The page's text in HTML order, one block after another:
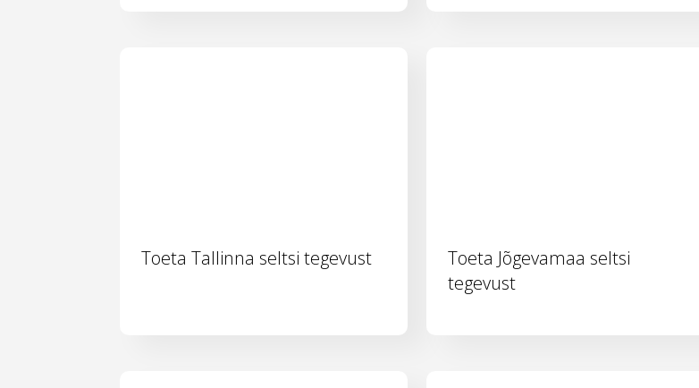
Toeta Tallinna seltsi tegevust
Toeta Jõgevamaa seltsi
tegevust